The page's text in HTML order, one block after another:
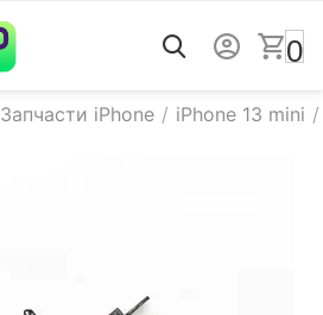
0
Запчасти iPhone / iPhone 13 mini /